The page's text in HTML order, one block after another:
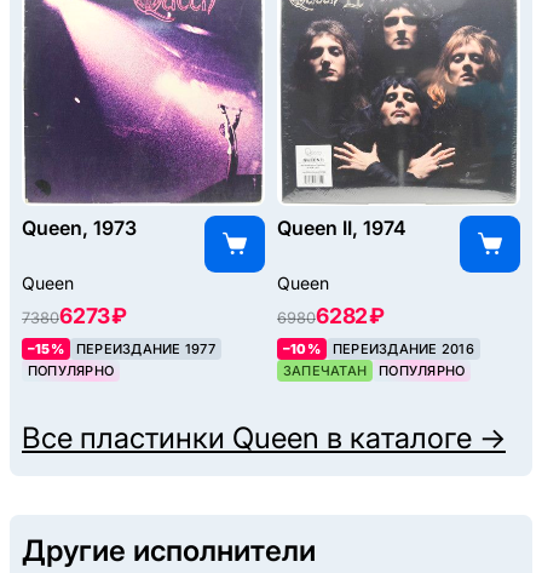
Queen, 1973
Queen
73806273 ₽
–15%
ПЕРЕИЗДАНИЕ 1977
ПОПУЛЯРНО
Queen II, 1974
Queen
69806282 ₽
–10%
ПЕРЕИЗДАНИЕ 2016
ЗАПЕЧАТАН
ПОПУЛЯРНО
Все пластинки Queen в каталоге →
Другие исполнители